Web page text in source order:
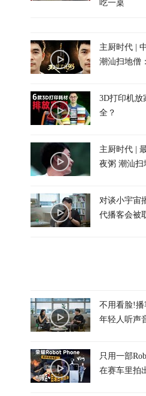
吃一桌
主厨时代 |
潮汕扫地僧
3D打印机放
全？
主厨时代 |
夜粥 潮汕扫
对谈小宇宙
代播客会被
不用看脸!播
年轻人听声
只用一部
在赛车里拍